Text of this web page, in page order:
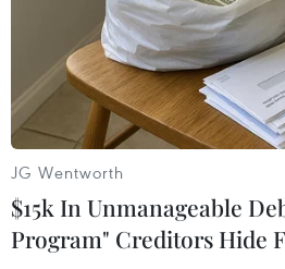
chuyện đang chờ bạn
khám phá.
NGHE
JG Wentworth
$15k In Unmanageable
Program" Creditors Hide